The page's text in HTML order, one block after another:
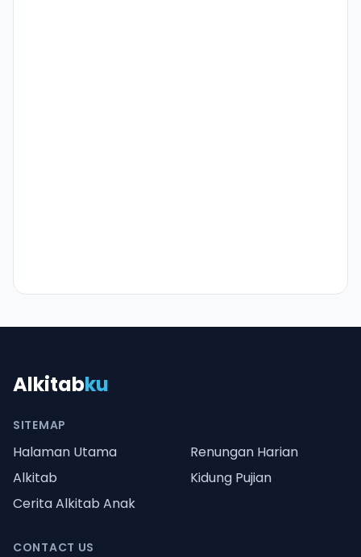
Alkitabku
SITEMAP
Halaman Utama
Renungan Harian
Alkitab
Kidung Pujian
Cerita Alkitab Anak
CONTACT US